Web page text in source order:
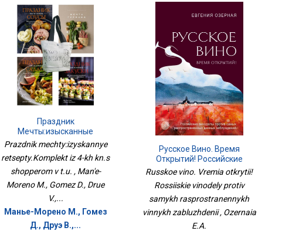
Праздник
Мечты:изысканные
Рецепты.Комплект Из 4-Х
Кн.с Шоппером В Т.у.
Prazdnik mechty:izyskannye
retsepty.Komplekt iz 4-kh kn.s
shopperom v t.u. , Man'e-
Moreno M., Gomez D., Drue
V.,...
Манье-Морено М., Гомез
Д., Друэ В.,...
Русское Вино. Время
Открытий! Российские
Виноделы Против Самых
Распространенных Винных
Заблуждений
Russkoe vino. Vremia otkrytii!
Rossiiskie vinodely protiv
samykh rasprostranennykh
vinnykh zabluzhdenii , Ozernaia
E.A.